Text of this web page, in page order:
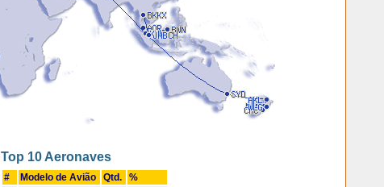
Top 10 Aeronaves
# Modelo de Avião Qtd. %